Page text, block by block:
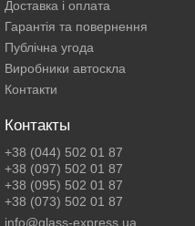
Доставка і оплата
Гарантія та повернення
Публічна угода
Виробники автоскла
Контакти
Контакты
+38 (044) 502 01 87
+38 (097) 502 01 87
+38 (095) 502 01 87
+38 (073) 502 01 87
info@glass-express.ua